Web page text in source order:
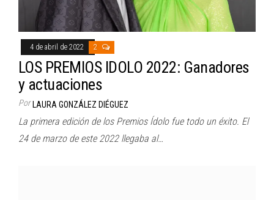
4 de abril de 2022 2
LOS PREMIOS IDOLO 2022: Ganadores
y actuaciones
Por LAURA GONZÁLEZ DIÉGUEZ
La primera edición de los Premios Ídolo fue todo un éxito. El
24 de marzo de este 2022 llegaba al…